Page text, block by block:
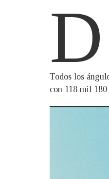
D
Todos los
con 118 mil